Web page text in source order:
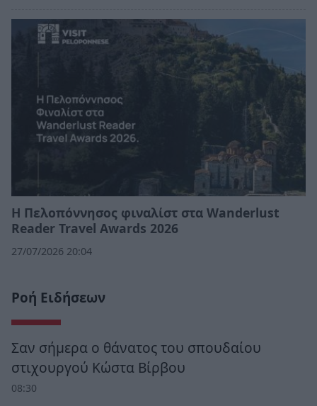
Η Πελοπόννησος φιναλίστ στα Wanderlust
Reader Travel Awards 2026
27/07/2026 20:04
Ροή Ειδήσεων
Σαν σήμερα ο θάνατος του σπουδαίου
στιχουργού Κώστα Βίρβου
08:30